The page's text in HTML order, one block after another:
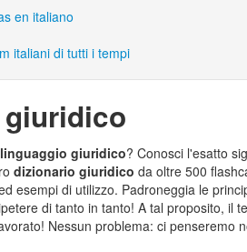
en italiano
italiani di tutti i tempi
linguaggio giuridico? Conosci l'esatto
dizionario giuridico da oltre 500
esempi di utilizzo. Padroneggia le
di tanto in tanto! A tal proposito, il
Nessun problema: ci